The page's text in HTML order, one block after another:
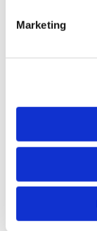
Marketing